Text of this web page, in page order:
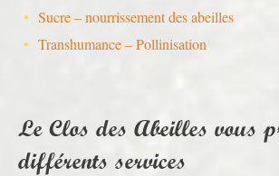
Sucre – nourrissement des abeilles
Transhumance – Pollinisation
Le Clos des Abeilles vous
différents services